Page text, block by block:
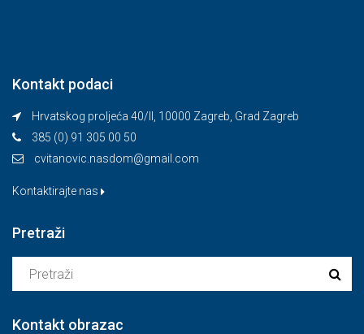
Kontakt podaci
Hrvatskog proljeća 40/II, 10000 Zagreb, Grad Zagreb
385 (0) 91 305 00 50
cvitanovic.nasdom@gmail.com
Kontaktirajte nas
Pretraži
Kontakt obrazac